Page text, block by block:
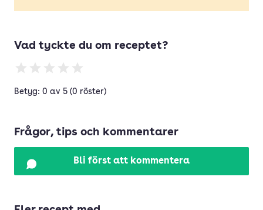
Vad tyckte du om receptet?
Betyg: 0 av 5 (0 röster)
Frågor, tips och kommentarer
Bli först att kommentera